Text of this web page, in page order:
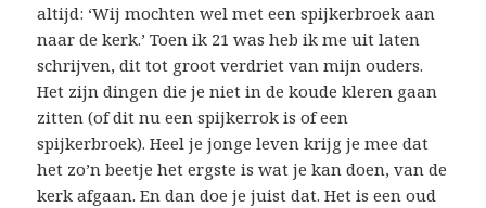
altijd: ‘Wij mochten wel met een spijkerbroek aan
naar de kerk.’ Toen ik 21 was heb ik me uit laten
schrijven, dit tot groot verdriet van mijn ouders.
Het zijn dingen die je niet in de koude kleren gaan
zitten (of dit nu een spijkerrok is of een
spijkerbroek). Heel je jonge leven krijg je mee dat
het zo’n beetje het ergste is wat je kan doen, van de
kerk afgaan. En dan doe je juist dat. Het is een oud